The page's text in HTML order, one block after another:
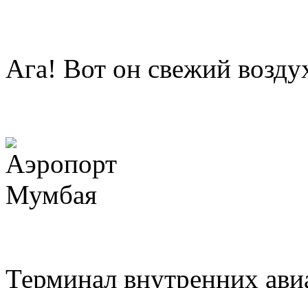
Ага! Вот он свежий
Терминал внутренних